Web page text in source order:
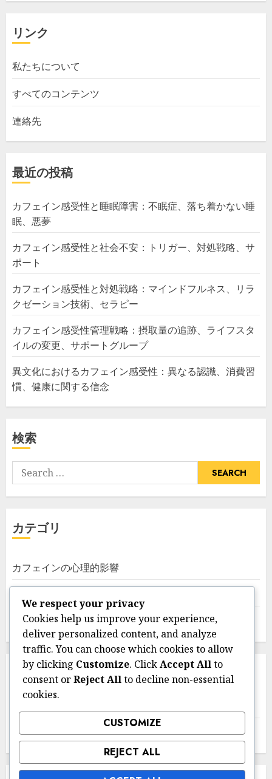
リンク
私たちについて
すべてのコンテンツ
連絡先
最近の投稿
カフェイン感受性と睡眠障害：不眠症、落ち着かない睡
眠、悪夢
カフェイン感受性と社会不安：トリガー、対処戦略、サ
ポート
カフェイン感受性と対処戦略：マインドフルネス、リラ
クゼーション技術、セラピー
カフェイン感受性管理戦略：摂取量の追跡、ライフスタ
イルの変更、サポートグループ
異文化におけるカフェイン感受性：異なる認識、消費習
慣、健康に関する信念
検索
Search
for:
カテゴリ
カフェインの心理的影響
カフェイン摂取の管理
アーカイブ
February 2026
We respect your privacy
Cookies help us improve your experience,
deliver personalized content, and analyze
traffic. You can choose which cookies to allow
by clicking Customize. ClickAccept Allto
consent orReject Allto decline non-essential
cookies.
CUSTOMIZE
REJECT ALL